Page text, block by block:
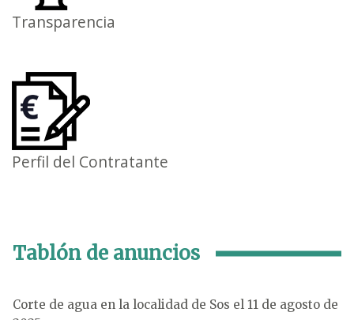
Transparencia
Perfil del Contratante
Tablón de anuncios
Corte de agua en la localidad de Sos el 11 de agosto de